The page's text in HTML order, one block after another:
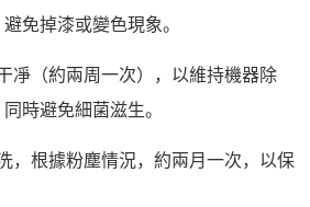
免掉漆或變色現象。
凈（約兩周一次），以維持機器除
時避免細菌滋生。
，根據粉塵情況，約兩月一次，以保